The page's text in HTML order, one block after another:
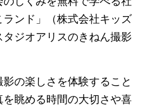
ンド」（株式会社キッズ
ジオアリスのきねん撮影
の楽しさを体験すること
眺める時間の大切さや喜